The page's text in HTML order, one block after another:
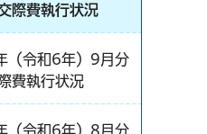
際費執行状況
（令和6年）9月分
費執行状況
（令和6年）8月分